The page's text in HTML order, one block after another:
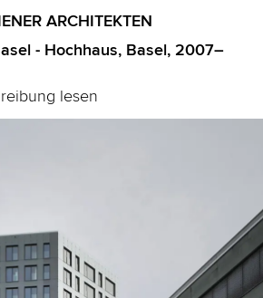
ARCHITEKTEN
- Hochhaus, Basel, 2007–
lesen